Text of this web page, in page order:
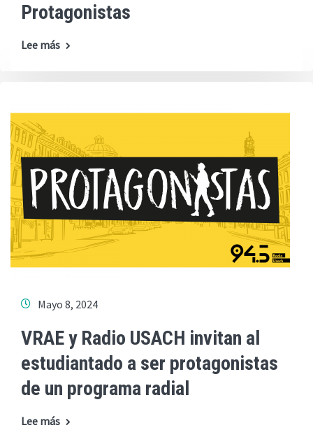
Protagonistas
Lee más
Mayo 8, 2024
VRAE y Radio USACH invitan al
estudiantado a ser protagonistas
de un programa radial
Lee más